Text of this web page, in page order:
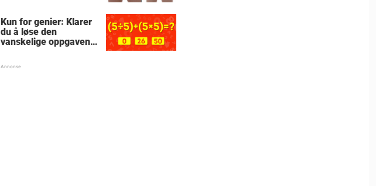
Kun for genier: Klarer
du å løse den
vanskelige oppgaven